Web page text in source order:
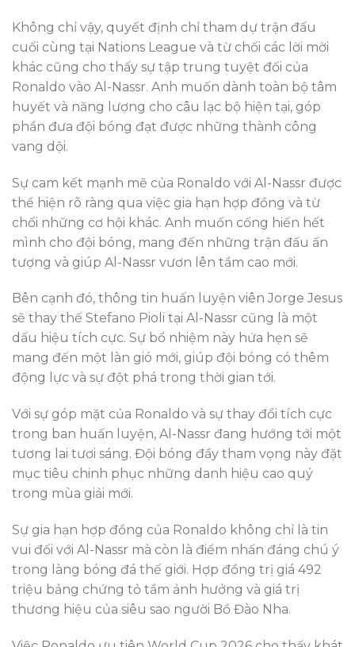
Không chỉ vậy, quyết định chỉ tham dự trận đấu
cuối cùng tại Nations League và từ chối các lời mời
khác cũng cho thấy sự tập trung tuyệt đối của
Ronaldo vào Al-Nassr. Anh muốn dành toàn bộ tâm
huyết và năng lượng cho câu lạc bộ hiện tại, góp
phần đưa đội bóng đạt được những thành công
vang dội.
Sự cam kết mạnh mẽ của Ronaldo với Al-Nassr được
thể hiện rõ ràng qua việc gia hạn hợp đồng và từ
chối những cơ hội khác. Anh muốn cống hiến hết
mình cho đội bóng, mang đến những trận đấu ấn
tượng và giúp Al-Nassr vươn lên tầm cao mới.
Bên cạnh đó, thông tin huấn luyện viên Jorge Jesus
sẽ thay thế Stefano Pioli tại Al-Nassr cũng là một
dấu hiệu tích cực. Sự bổ nhiệm này hứa hẹn sẽ
mang đến một làn gió mới, giúp đội bóng có thêm
động lực và sự đột phá trong thời gian tới.
Với sự góp mặt của Ronaldo và sự thay đổi tích cực
trong ban huấn luyện, Al-Nassr đang hướng tới một
tương lai tươi sáng. Đội bóng đầy tham vọng này đặt
mục tiêu chinh phục những danh hiệu cao quý
trong mùa giải mới.
Sự gia hạn hợp đồng của Ronaldo không chỉ là tin
vui đối với Al-Nassr mà còn là điểm nhấn đáng chú ý
trong làng bóng đá thế giới. Hợp đồng trị giá 492
triệu bảng chứng tỏ tầm ảnh hưởng và giá trị
thương hiệu của siêu sao người Bồ Đào Nha.